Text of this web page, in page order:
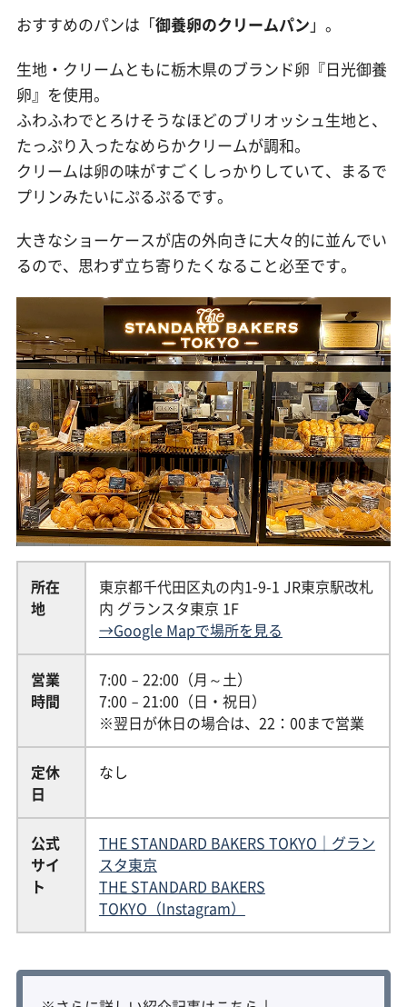
おすすめのパンは「御養卵のクリームパン 」。
生地・クリームともに栃木県のブランド卵『日光御養
卵』を使用。
ふわふわでとろけそうなほどのブリオッシュ生地と、
たっぷり入ったなめらかクリームが調和。
クリームは卵の味がすごくしっかりしていて、まるで
プリンみたいにぷるぷるです。
大きなショーケースが店の外向きに大々的に並んでい
るので、思わず立ち寄りたくなること必至です。
所在
地
東京都千代田区丸の内1-9-1 JR東京駅改札
内 グランスタ東京 1F
→Google Mapで場所を見る
営業
時間
7:00 – 22:00（月～土）
7:00 – 21:00（日・祝日）
※翌日が休日の場合は、22：00まで営業
定休
日
なし
公式
サイ
ト
THE STANDARD BAKERS TOKYO｜グラン
スタ東京
THE STANDARD BAKERS
TOKYO（Instagram）